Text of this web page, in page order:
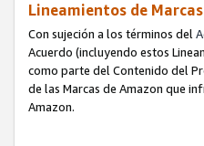
Lineamientos de
Con sujeción a los términos del
Acuerdo (incluyendo estos
como parte del Contenido del
de las Marcas de Amazon que
Amazon.